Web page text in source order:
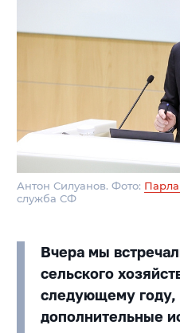
Антон Силуанов. Фото:
служба СФ
Вчера мы
сельского
следующему году,
дополнительные